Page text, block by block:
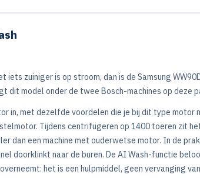
zuiniger is op stroom, dan is de Samsung
dit model onder de twee Bosch-machines op deze
in, met dezelfde voordelen die je bij dit type motor
Tijdens centrifugeren op 1400 toeren zit
dan een machine met ouderwetse motor. In de
doorklinkt naar de buren. De AI Wash-functie
het is een hulpmiddel, geen vervanging